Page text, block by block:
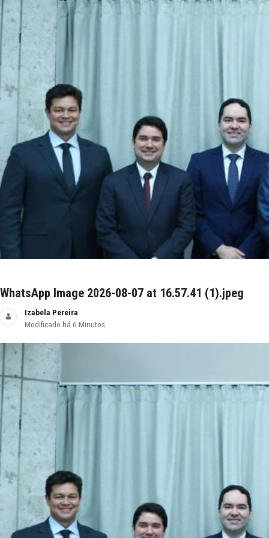
WhatsApp Image 2026-08-07 at 16.57.41
Izabela Pereira
Modificado há 5 Minutos.
WhatsApp Image 2026-08-07 at 16.57.41